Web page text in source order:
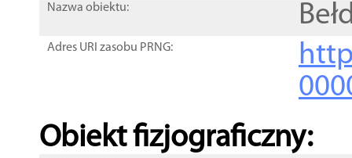
Nazwa obiektu:
Adres URI zasobu PRNG:
Obiekt fizjograficzny: